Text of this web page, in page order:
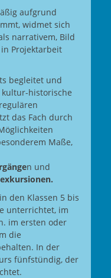
aufgrund
widmet sich
narrativem, Bild
Projektarbeit
begleitet und
historische
das Fach durch
Maße,
n und
den Klassen 5 bis
unterrichtet, im
im ersten oder
die
In der
fünfstündig, der